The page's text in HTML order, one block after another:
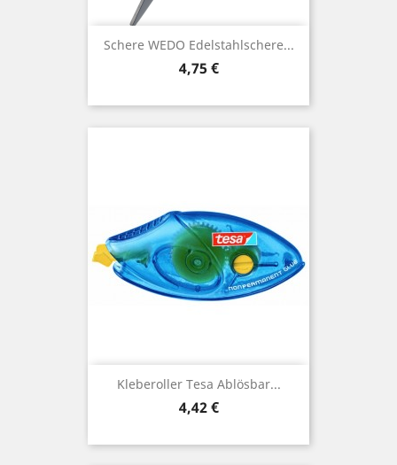
Schere WEDO Edelstahlschere...
Preis
4,75 €
Kleberoller Tesa Ablösbar...
Preis
4,42 €